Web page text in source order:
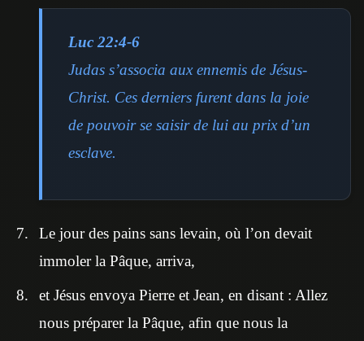
Luc 22:4-6
Judas s’associa aux ennemis de Jésus-
Christ. Ces derniers furent dans la joie
de pouvoir se saisir de lui au prix d’un
esclave.
Le jour des pains sans levain, où l’on devait
immoler la Pâque, arriva,
et Jésus envoya Pierre et Jean, en disant : Allez
nous préparer la Pâque, afin que nous la